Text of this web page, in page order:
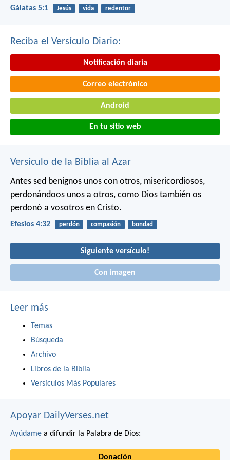
Gálatas 5:1 Jesús vida redentor
Reciba el Versículo Diario:
Notificación diaria
Correo electrónico
Android
En tu sitio web
Versículo de la Biblia al Azar
Antes sed benignos unos con otros, misericordiosos,
perdonándoos unos a otros, como Dios también os
perdonó a vosotros en Cristo.
Efesios 4:32 perdón compasión bondad
Siguiente versículo!
Con imagen
Leer más
Temas
Búsqueda
Archivo
Libros de la Biblia
Versículos Más Populares
Apoyar DailyVerses.net
Ayúdame a difundir la Palabra de Dios:
Donación